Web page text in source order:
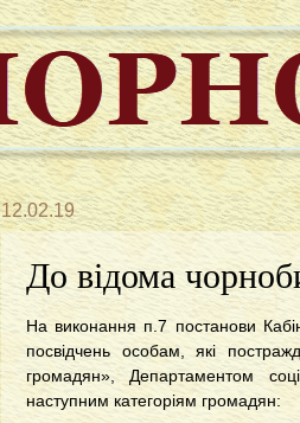
12.02.19
До відома
На виконання п.7 постанови
посвідчень особам, які
громадян», Департаментом
наступним категоріям громадян: